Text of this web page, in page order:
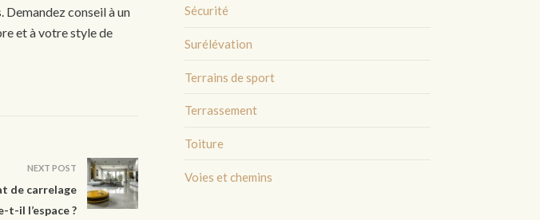
conseil à un
et à votre style de
NEXT POST
de carrelage
t-il l’espace ?
Sécurité
Surélévation
Terrains de sport
Terrassement
Toiture
Voies et chemins